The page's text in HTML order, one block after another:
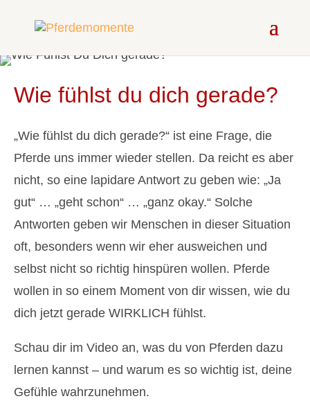
Wie fühlst du dich gerade?
„Wie fühlst du dich gerade?“ ist eine Frage, die
Pferde uns immer wieder stellen. Da reicht es aber
nicht, so eine lapidare Antwort zu geben wie: „Ja
gut“ … „geht schon“ … „ganz okay.“ Solche
Antworten geben wir Menschen in dieser Situation
oft, besonders wenn wir eher ausweichen und
selbst nicht so richtig hinspüren wollen. Pferde
wollen in so einem Moment von dir wissen, wie du
dich jetzt gerade WIRKLICH fühlst.
Schau dir im Video an, was du von Pferden dazu
lernen kannst – und warum es so wichtig ist, deine
Gefühle wahrzunehmen.